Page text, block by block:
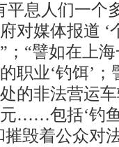
平息人们一个
对媒体报道 ‘
；“譬如在上
职业‘钓饵’
的非法营运
……包括‘钓
摧毁着公众对